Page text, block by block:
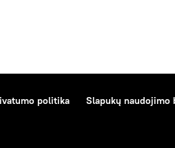
politika Slapukų